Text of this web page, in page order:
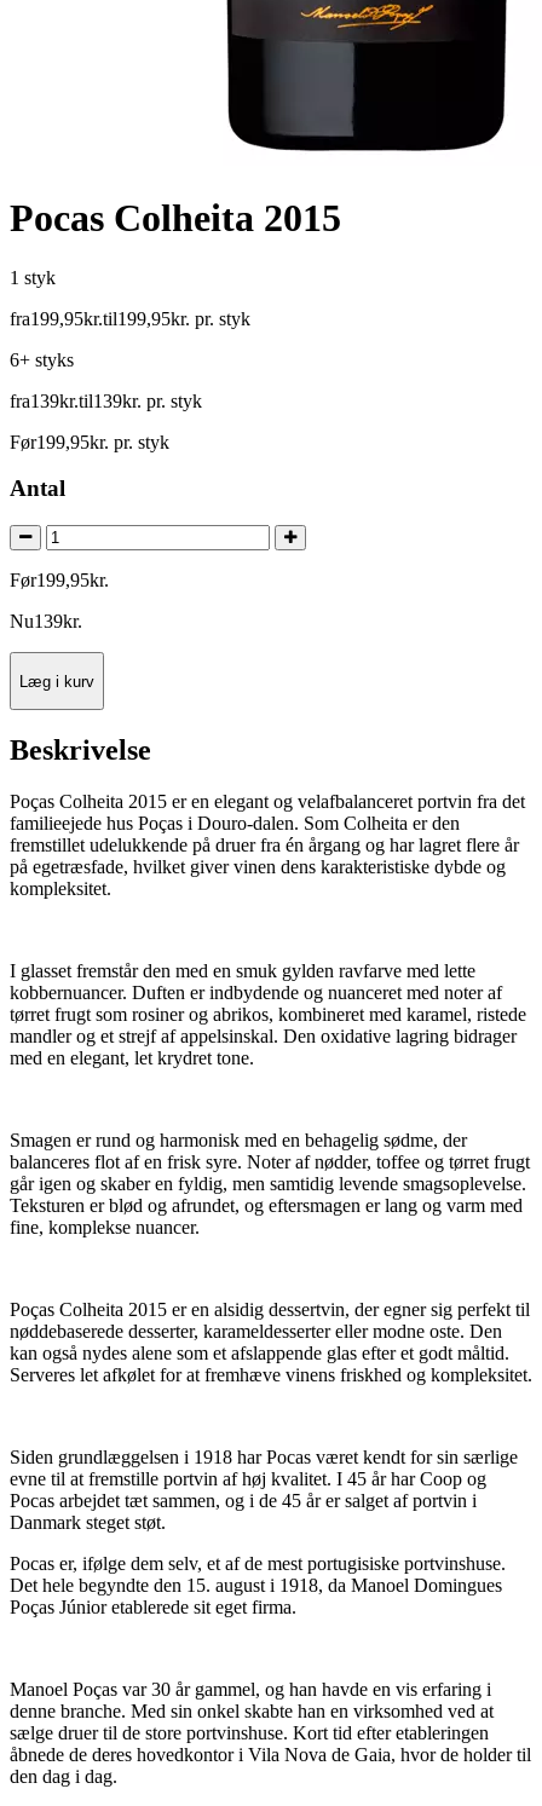
Pocas Colheita 2015
1 styk
fra199,95kr.til199,95kr. pr. styk
6+ styks
fra139kr.til139kr. pr. styk
Før199,95kr. pr. styk
Antal
Før199,95kr.
Nu139kr.
Læg i kurv
Beskrivelse
Poças Colheita 2015 er en elegant og velafbalanceret portvin fra det
familieejede hus Poças i Douro-dalen. Som Colheita er den
fremstillet udelukkende på druer fra én årgang og har lagret flere år
på egetræsfade, hvilket giver vinen dens karakteristiske dybde og
kompleksitet.
I glasset fremstår den med en smuk gylden ravfarve med lette
kobbernuancer. Duften er indbydende og nuanceret med noter af
tørret frugt som rosiner og abrikos, kombineret med karamel, ristede
mandler og et strejf af appelsinskal. Den oxidative lagring bidrager
med en elegant, let krydret tone.
Smagen er rund og harmonisk med en behagelig sødme, der
balanceres flot af en frisk syre. Noter af nødder, toffee og tørret frugt
går igen og skaber en fyldig, men samtidig levende smagsoplevelse.
Teksturen er blød og afrundet, og eftersmagen er lang og varm med
fine, komplekse nuancer.
Poças Colheita 2015 er en alsidig dessertvin, der egner sig perfekt til
nøddebaserede desserter, karameldesserter eller modne oste. Den
kan også nydes alene som et afslappende glas efter et godt måltid.
Serveres let afkølet for at fremhæve vinens friskhed og kompleksitet.
Siden grundlæggelsen i 1918 har Pocas været kendt for sin særlige
evne til at fremstille portvin af høj kvalitet. I 45 år har Coop og
Pocas arbejdet tæt sammen, og i de 45 år er salget af portvin i
Danmark steget støt.
Pocas er, ifølge dem selv, et af de mest portugisiske portvinshuse.
Det hele begyndte den 15. august i 1918, da Manoel Domingues
Poças Júnior etablerede sit eget firma.
Manoel Poças var 30 år gammel, og han havde en vis erfaring i
denne branche. Med sin onkel skabte han en virksomhed ved at
sælge druer til de store portvinshuse. Kort tid efter etableringen
åbnede de deres hovedkontor i Vila Nova de Gaia, hvor de holder til
den dag i dag.